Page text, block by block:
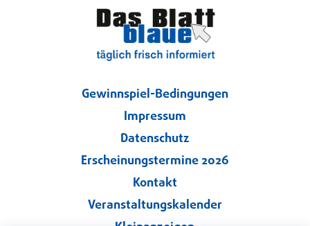
Gewinnspiel-Bedingungen
Impressum
Datenschutz
Erscheinungstermine 2026
Kontakt
Veranstaltungskalender